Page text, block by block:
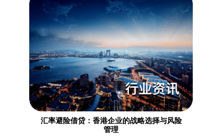
汇率避险借贷：香港企业的战略选择与风险
管理